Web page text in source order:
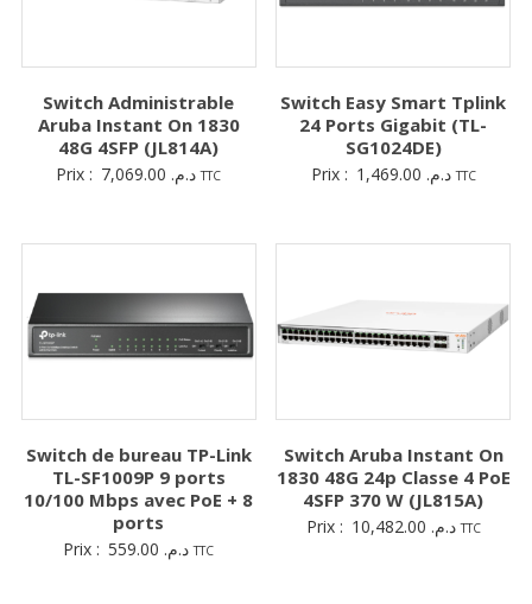
Switch Administrable
Aruba Instant On 1830
48G 4SFP (JL814A)
Prix : د.م. TTC
Switch Easy Smart Tplink
24 Ports Gigabit (TL-
SG1024DE)
Prix : د.م. TTC
Switch de bureau TP-Link
TL-SF1009P 9 ports
10/100 Mbps avec PoE + 8
ports
Prix : د.م. TTC
Switch Aruba Instant On
1830 48G 24p Classe 4 PoE
4SFP 370 W (JL815A)
Prix : د.م. TTC